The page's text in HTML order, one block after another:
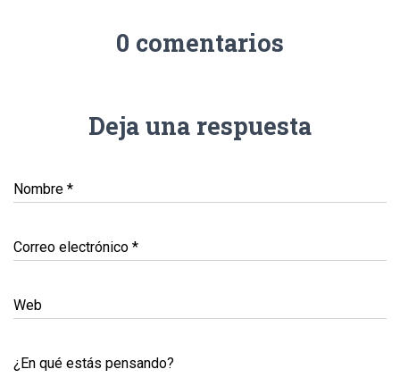
0 comentarios
Deja una respuesta
Nombre *
Correo electrónico *
Web
¿En qué estás pensando?